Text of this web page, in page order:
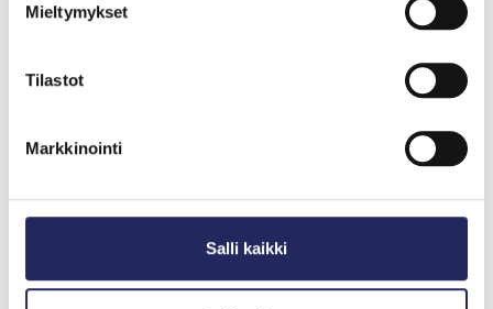
Mieltymykset
Tilastot
Markkinointi
Salli kaikki